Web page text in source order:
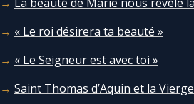
« Le roi désirera ta beauté »
« Le Seigneur est avec toi »
Saint Thomas d’Aquin et la